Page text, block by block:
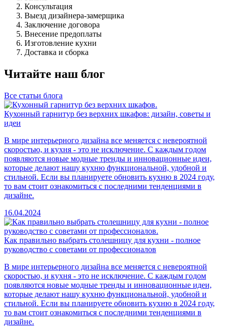
Консультация
Выезд дизайнера-замерщика
Заключение договора
Внесение предоплаты
Изготовление кухни
Доставка и сборка
Читайте наш блог
Все статьи блога
Кухонный гарнитур без верхних шкафов: дизайн, советы и
идеи
В мире интерьерного дизайна все меняется с невероятной
скоростью, и кухня - это не исключение. С каждым годом
появляются новые модные тренды и инновационные идеи,
которые делают нашу кухню функциональной, удобной и
стильной. Если вы планируете обновить кухню в 2024 году,
то вам стоит ознакомиться с последними тенденциями в
дизайне.
16.04.2024
Как правильно выбрать столешницу для кухни - полное
руководство с советами от профессионалов
В мире интерьерного дизайна все меняется с невероятной
скоростью, и кухня - это не исключение. С каждым годом
появляются новые модные тренды и инновационные идеи,
которые делают нашу кухню функциональной, удобной и
стильной. Если вы планируете обновить кухню в 2024 году,
то вам стоит ознакомиться с последними тенденциями в
дизайне.